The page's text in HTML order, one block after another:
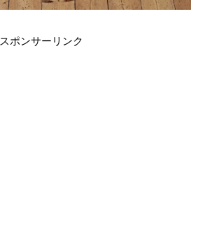
スポンサーリンク